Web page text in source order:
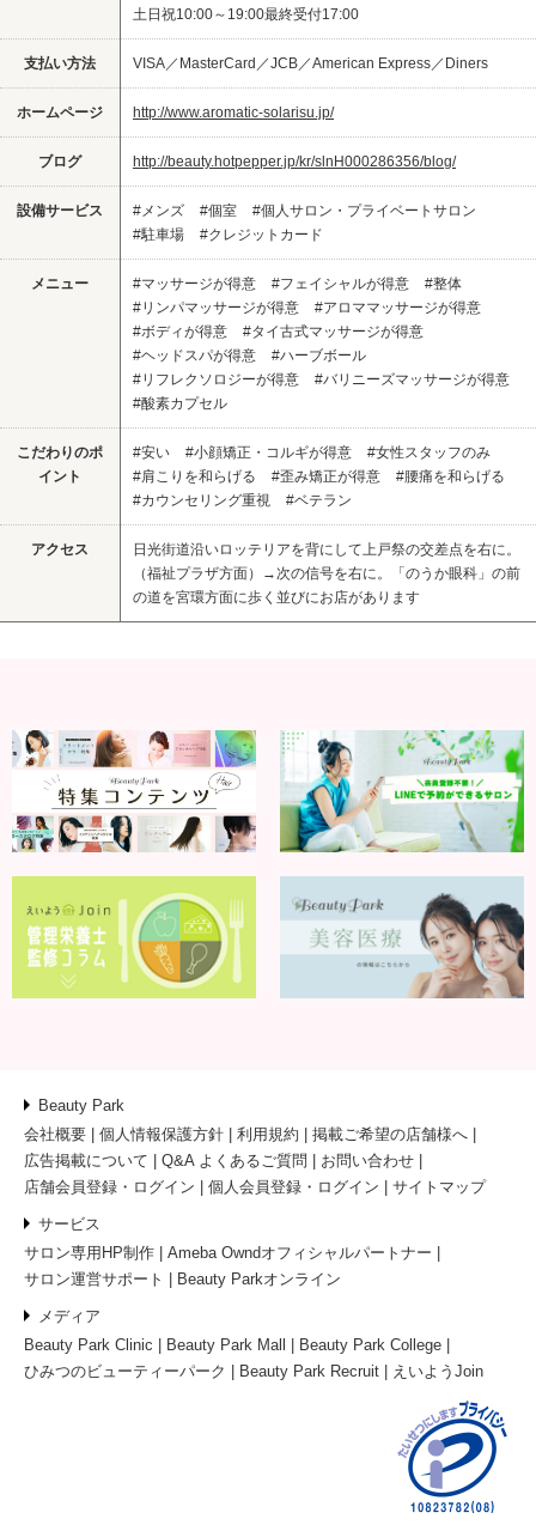
土日祝10:00～19:00最終受付17:00
支払い方法 VISA／MasterCard／JCB／American Express／Diners
ホームページ http://www.aromatic-solarisu.jp/
ブログ http://beauty.hotpepper.jp/kr/slnH000286356/blog/
設備サービス #メンズ #個室
#個人サロン・プライベートサロン
#駐車場
#クレジットカード
メニュー #マッサージが得意 #フェイシャルが得意
#整体
#リンパマッサージが得意
#アロママッサージが得意
#ボディが得意
#タイ古式マッサージが得意
#ヘッドスパが得意
#ハーブボール
#リフレクソロジーが得意
#バリニーズマッサージが得意
#酸素カプセル
こだわりのポ
イント
#安い #小顔矯正・コルギが得意
#女性スタッフのみ
#肩こりを和らげる
#歪み矯正が得意
#腰痛を和らげる
#カウンセリング重視
#ベテラン
アクセス
日光街道沿いロッテリアを背にして上戸祭の交差点を右に。
（福祉プラザ方面）→次の信号を右に。「のうか眼科」の前
の道を宮環方面に歩く並びにお店があります
Beauty Park
会社概要
個人情報保護方針 利用規約
掲載ご希望の店舗様へ
広告掲載について
Q&A よくあるご質問
お問い合わせ
店舗会員登録・ログイン
個人会員登録・ログイン サイトマップ
サービス
サロン専用HP制作
Ameba Owndオフィシャルパートナー
サロン運営サポート
Beauty Parkオンライン
メディア
Beauty Park Clinic
Beauty Park Mall
Beauty Park College
ひみつのビューティーパーク
Beauty Park Recruit えいようJoin